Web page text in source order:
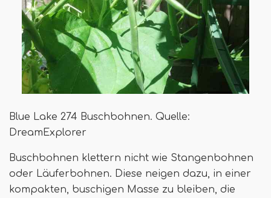
Blue Lake 274 Buschbohnen. Quelle:
DreamExplorer
Buschbohnen klettern nicht wie Stangenbohnen
oder Läuferbohnen. Diese neigen dazu, in einer
kompakten, buschigen Masse zu bleiben, die